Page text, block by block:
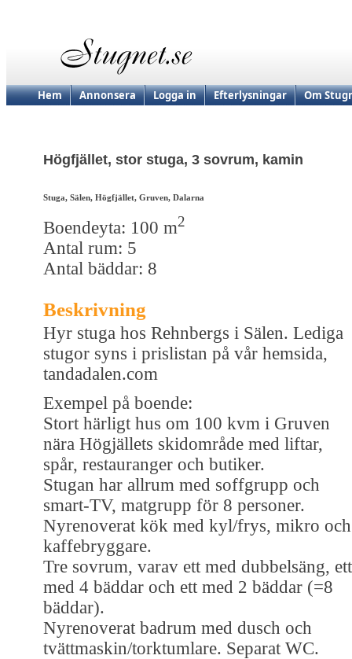
Hem Annonsera Logga in Efterlysningar Om
Högfjället, stor stuga, 3 sovrum, kamin
Stuga, Sälen, Högfjället, Gruven, Dalarna
Boendeyta: 100 m2
Antal rum: 5
Antal bäddar: 8
Beskrivning
Hyr stuga hos Rehnbergs i Sälen. Lediga
stugor syns i prislistan på vår hemsida,
tandadalen.com
Exempel på boende:
Stort härligt hus om 100 kvm i Gruven
nära Högjällets skidområde med liftar,
spår, restauranger och butiker.
Stugan har allrum med soffgrupp och
smart-TV, matgrupp för 8 personer.
Nyrenoverat kök med kyl/frys, mikro och
kaffebryggare.
Tre sovrum, varav ett med dubbelsäng, ett
med 4 bäddar och ett med 2 bäddar (=8
bäddar).
Nyrenoverat badrum med dusch och
tvättmaskin/torktumlare. Separat WC.